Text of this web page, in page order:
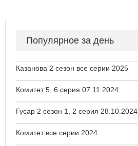
Популярное за день
Казанова 2 сезон все серии 2025
Комитет 5, 6 серия 07.11.2024
Гусар 2 сезон 1, 2 серия 28.10.2024
Комитет все серии 2024